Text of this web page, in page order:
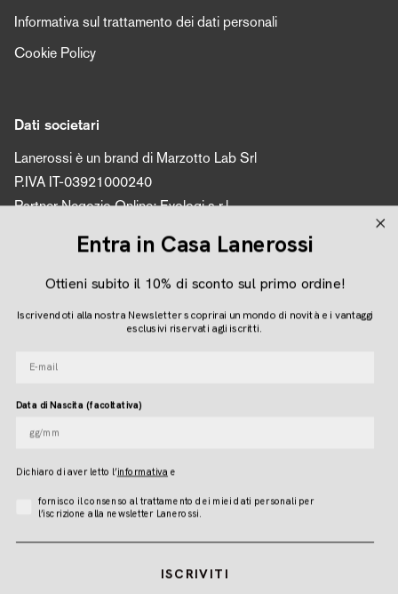
Informativa sul trattamento dei dati personali
Cookie Policy
Dati societari
Lanerossi è un brand di Marzotto Lab Srl
P.IVA IT-03921000240
Partner Negozio Online: Evologi s.r.l.
Seguici
Lingua
Entra in Casa Lanerossi
Ottieni subito il 10% di sconto sul primo ordine!
Iscrivendoti alla nostra Newsletter scoprirai un mondo di novità e i vantaggi
esclusivi riservati agli iscritti.
Data di Nascita (facoltativa)
Dichiaro di aver letto l’informativa e
Accettazione Privacy
fornisco il consenso al trattamento dei miei dati personali per
l’iscrizione alla newsletter Lanerossi.
ISCRIVITI